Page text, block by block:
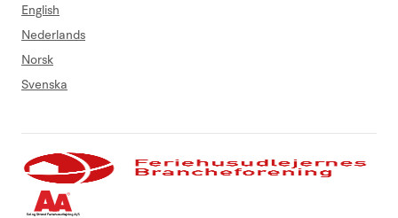
English
Nederlands
Norsk
Svenska